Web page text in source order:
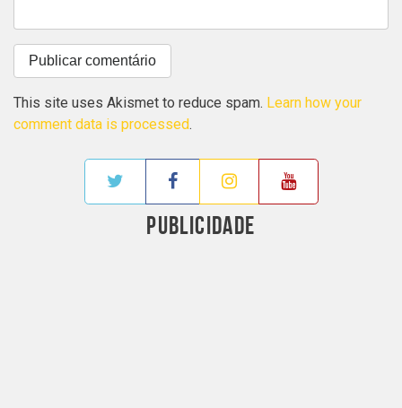
This site uses Akismet to reduce spam. Learn how your
comment data is processed.
PUBLICIDADE